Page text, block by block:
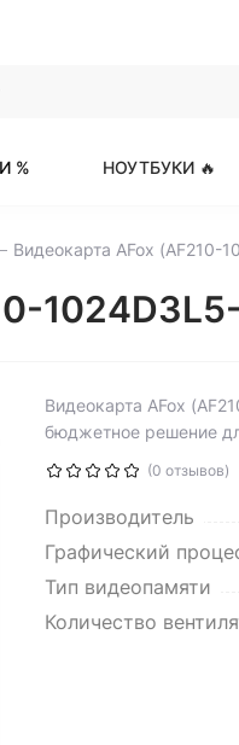
% НОУТБУКИ 🔥
Видеокарта AFox
бюджетное решение
(0 отзывов)
Производитель
Графический
Тип видеопамяти
Количество